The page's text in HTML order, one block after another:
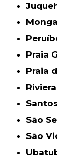
Praia
Praia
São
São